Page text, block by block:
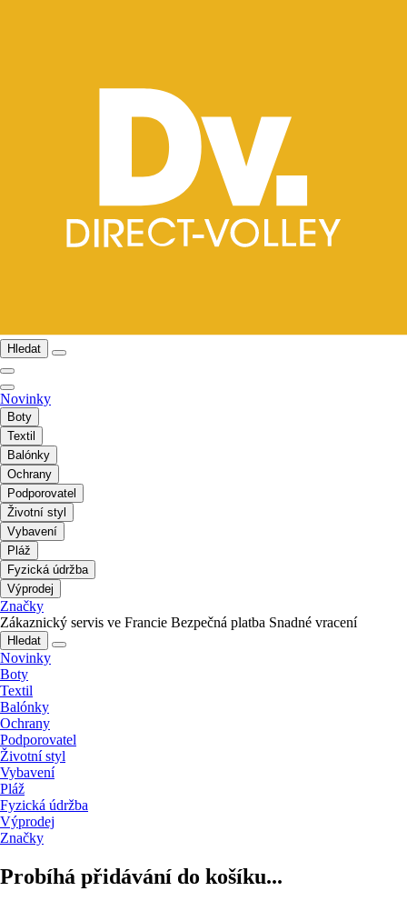
Hledat
Novinky
Boty
Textil
Balónky
Ochrany
Podporovatel
Životní styl
Vybavení
Pláž
Fyzická údržba
Výprodej
Značky
Zákaznický servis ve Francie Bezpečná platba Snadné vracení
Hledat
Novinky
Boty
Textil
Balónky
Ochrany
Podporovatel
Životní styl
Vybavení
Pláž
Fyzická údržba
Výprodej
Značky
Probíhá přidávání do košíku...